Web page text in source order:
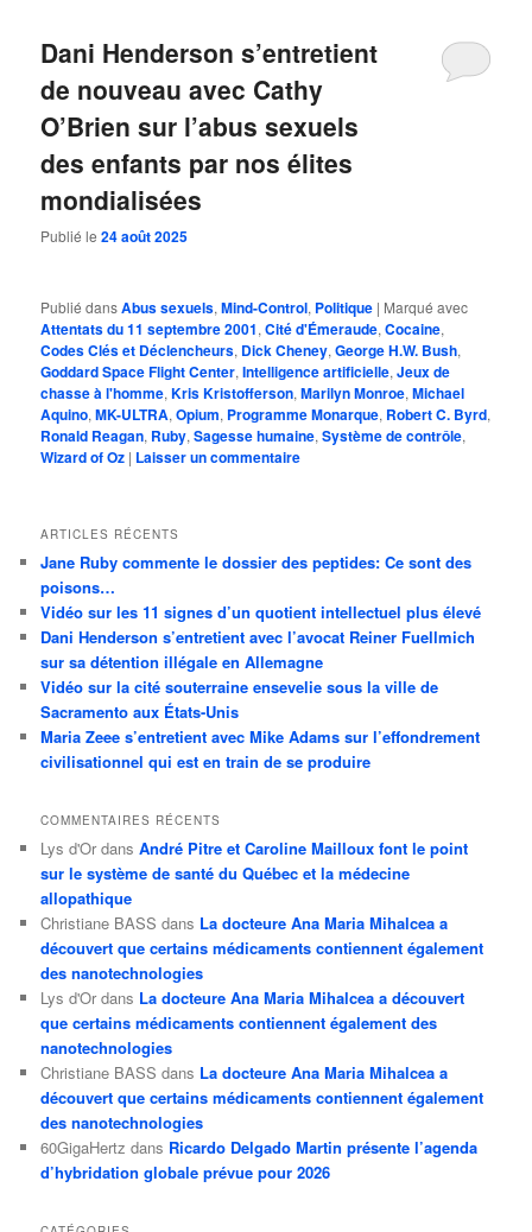
Dani Henderson s’entretient
de nouveau avec Cathy
O’Brien sur l’abus sexuels
des enfants par nos élites
mondialisées
Publié le24 août 2025
Publié dansAbus sexuels,Mind-Control, Politique | Marqué avec
Attentats du 11 septembre 2001,Cité d'Émeraude,Cocaine,
Codes Clés et Déclencheurs, Dick Cheney,George H.W. Bush,
Goddard Space Flight Center,Intelligence artificielle,Jeux de
chasse à l'homme,Kris Kristofferson,Marilyn Monroe,Michael
Aquino,MK-ULTRA,Opium, Programme Monarque, Robert C. Byrd,
Ronald Reagan, Ruby,Sagesse humaine,Système de contrôle,
Wizard of Oz | Laisser un commentaire
ARTICLES RÉCENTS
Jane Ruby commente le dossier des peptides: Ce sont des
poisons…
Vidéo sur les 11 signes d’un quotient intellectuel plus élevé
Dani Henderson s’entretient avec l’avocat Reiner Fuellmich
sur sa détention illégale en Allemagne
Vidéo sur la cité souterraine ensevelie sous la ville de
Sacramento aux États-Unis
Maria Zeee s’entretient avec Mike Adams sur l’effondrement
civilisationnel qui est en train de se produire
COMMENTAIRES RÉCENTS
Lys d'Or dansAndré Pitre et Caroline Mailloux font le point
sur le système de santé du Québec et la médecine
allopathique
Christiane BASS dans La docteure Ana Maria Mihalcea a
découvert que certains médicaments contiennent également
des nanotechnologies
Lys d'Or dans La docteure Ana Maria Mihalcea a découvert
que certains médicaments contiennent également des
nanotechnologies
Christiane BASS dans La docteure Ana Maria Mihalcea a
découvert que certains médicaments contiennent également
des nanotechnologies
60GigaHertz dans Ricardo Delgado Martin présente l’agenda
d’hybridation globale prévue pour 2026